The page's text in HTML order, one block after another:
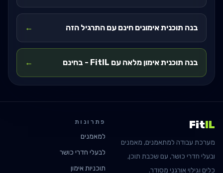
בנה תוכנית אימונים חינם עם התרגיל הזה ←
בנה תוכנית אימון מלאה עם FitIL - בחינם ←
FitIL
מערכת עבודה למתאמנים, מאמנים
ובעלי חדרי כושר, עם שכבת תוכן,
כלים וגילוי אורגני מסודר.
פתרונות
למאמנים
לבעלי חדרי כושר
תוכניות אימון